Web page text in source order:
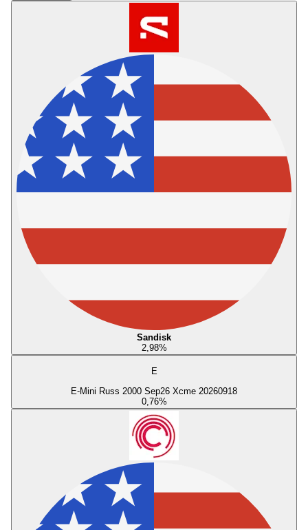
Sandisk
2,98%
E
E-Mini Russ 2000 Sep26 Xcme 20260918
0,76%